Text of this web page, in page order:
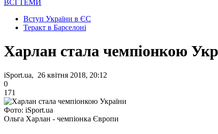
ВСІ ТЕМИ
Вступ України в ЄС
Теракт в Барселоні
Харлан стала чемпіонкою
iSport.ua, 26 квітня 2018, 20:12
0
171
Фото: iSport.ua
Ольга Харлан - чемпіонка Європи